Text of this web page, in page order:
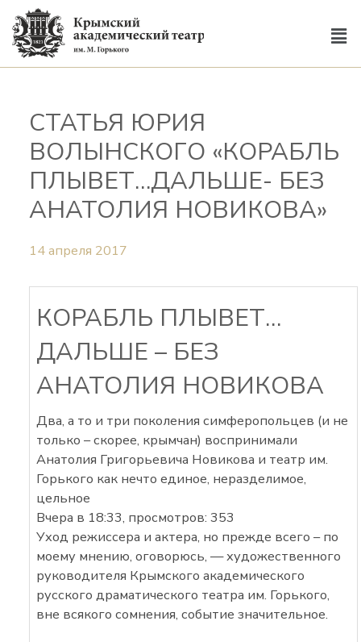
СТАТЬЯ ЮРИЯ
ВОЛЫНСКОГО «КОРАБЛЬ
ПЛЫВЕТ…ДАЛЬШЕ- БЕЗ
АНАТОЛИЯ НОВИКОВА»
14 апреля 2017
КОРАБЛЬ ПЛЫВЕТ…
ДАЛЬШЕ – БЕЗ
АНАТОЛИЯ НОВИКОВА
Два, а то и три поколения симферопольцев (и не
только – скорее, крымчан) воспринимали
Анатолия Григорьевича Новикова и театр им.
Горького как нечто единое, неразделимое,
цельное
Вчера в 18:33, просмотров: 353
Уход режиссера и актера, но прежде всего – по
моему мнению, оговорюсь, — художественного
руководителя Крымского академического
русского драматического театра им. Горького,
вне всякого сомнения, событие значительное.